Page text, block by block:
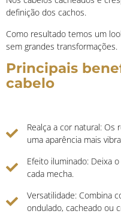
definição dos cachos.
Como resultado temos um
sem grandes transformações.
Principais
cabelo
Realça a cor natural: Os
uma aparência mais
Efeito iluminado: Deixa
cada mecha.
Versatilidade: Combina
ondulado, cacheado ou